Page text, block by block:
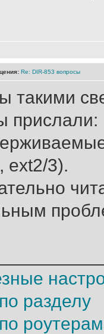
Re: DIR-853 вопросы
такими
прислали:
ext2/3).
разделу